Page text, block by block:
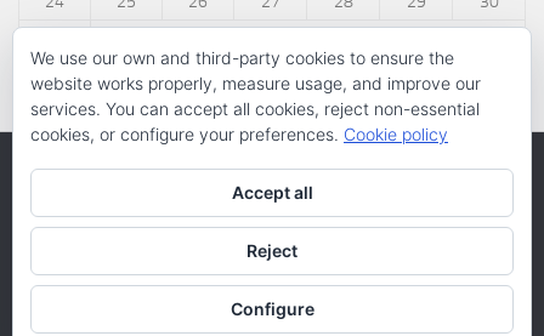
« març
We use our own and third-party cookies to ensure the
website works properly, measure usage, and improve our
services. You can accept all cookies, reject non-essential
cookies, or configure your preferences. Cookie policy
Accept all
Reject
Configure